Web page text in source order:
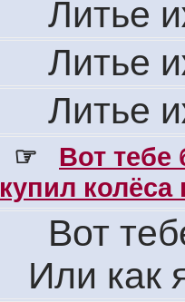
Литье
Литье
Литье
☞
Вот
купил колёса
Вот
Или как